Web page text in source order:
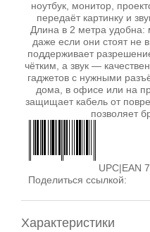
ноутбук, монитор,
передаёт картинку и
Длина в 2 метра удобна:
даже если они стоят не
поддерживает
чётким, а звук —
гаджетов с нужными
дома, в офисе или на
защищает кабель от
позволяет
UPC|EAN
Поделиться ссылкой:
Характеристики